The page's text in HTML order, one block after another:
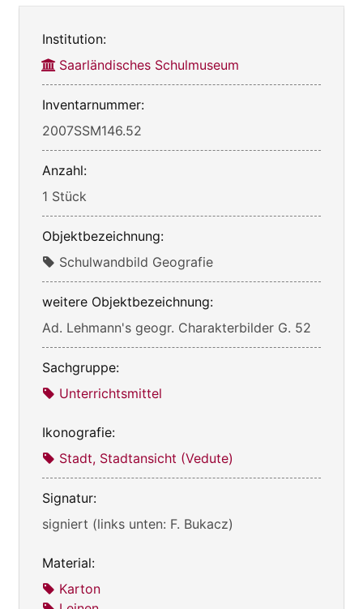
Institution:
Saarländisches Schulmuseum
Inventarnummer:
2007SSM146.52
Anzahl:
1 Stück
Objektbezeichnung:
Schulwandbild Geografie
weitere Objektbezeichnung:
Ad. Lehmann's geogr. Charakterbilder G. 52
Sachgruppe:
Unterrichtsmittel
Ikonografie:
Stadt, Stadtansicht (Vedute)
Signatur:
signiert (links unten: F. Bukacz)
Material:
Karton